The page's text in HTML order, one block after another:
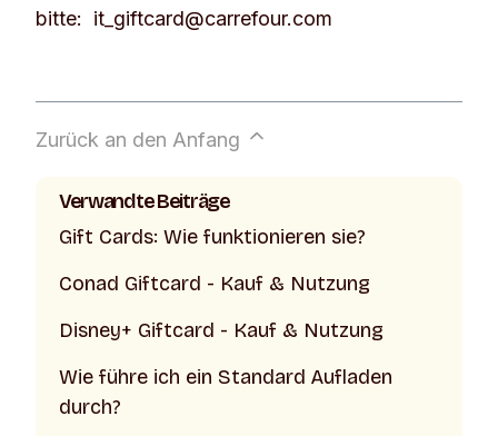
bitte: it_giftcard@carrefour.com
Zurück an den Anfang
Verwandte Beiträge
Gift Cards: Wie funktionieren sie?
Conad Giftcard - Kauf & Nutzung
Disney+ Giftcard - Kauf & Nutzung
Wie führe ich ein Standard Aufladen
durch?